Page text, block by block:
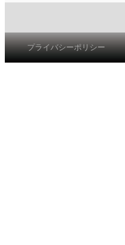
プライバシーポリシー